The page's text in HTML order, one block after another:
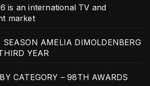
is an international TV and
market
AMELIA DIMOLDENBERG
YEAR
CATEGORY – 98TH AWARDS